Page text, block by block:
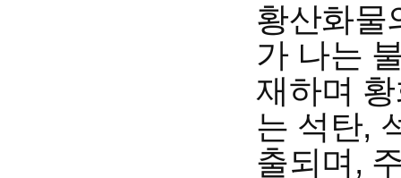
황산화물
가 나는
재하며
는 석탄,
출되며,